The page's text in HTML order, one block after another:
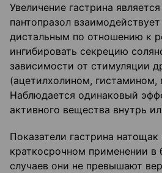
Увеличение гастрина
пантопразол
дистальным по отношению к
ингибировать секрецию
зависимости от стимуляции
(ацетилхолином, гистамином,
Наблюдается одинаковый
активного вещества внутрь
Показатели гастрина
краткосрочном применении в
случаев они не превышают